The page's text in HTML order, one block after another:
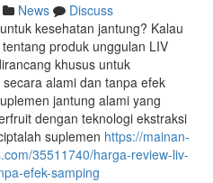
News
Discuss
kesehatan jantung? Kalau
produk unggulan LIV
khusus untuk
alami dan tanpa efek
jantung alami yang
dengan teknologi ekstraksi
suplemen https://mainan-
35511740/harga-review-liv-
efek-samping